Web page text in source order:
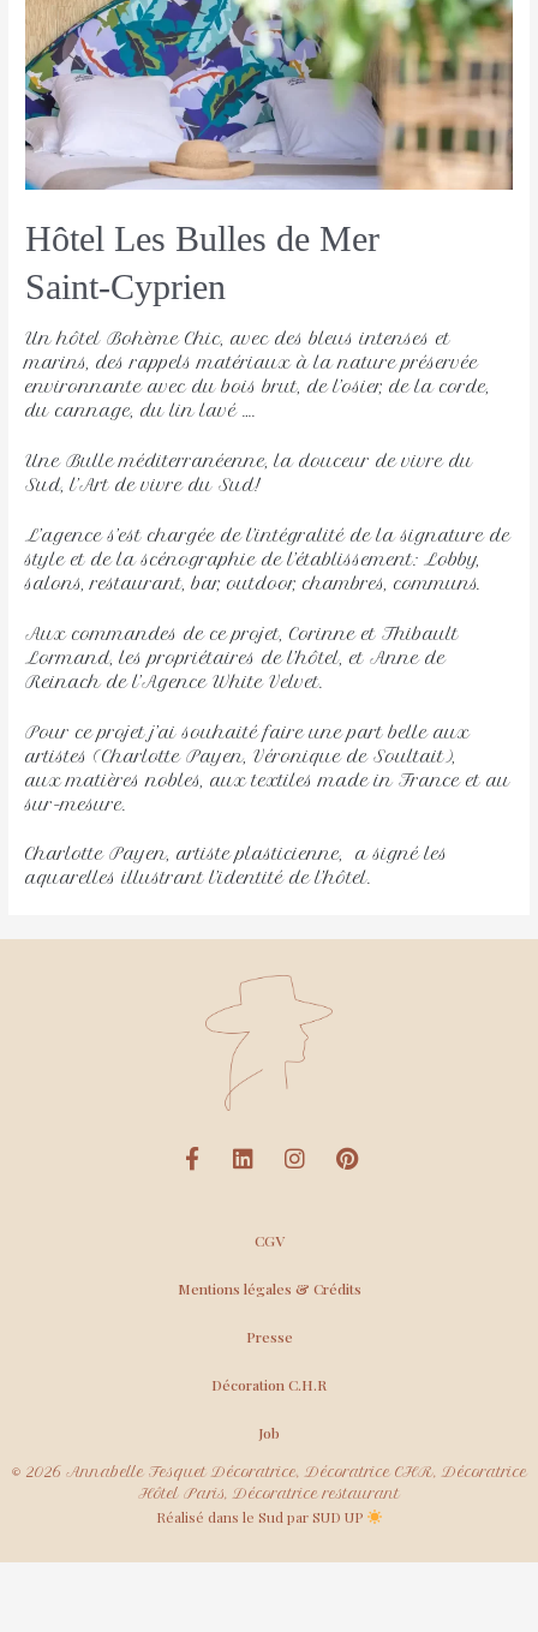
Hôtel Les Bulles de Mer
Saint-Cyprien
Un hôtel Bohème Chic, avec des bleus intenses et
marins, des rappels matériaux à la nature préservée
environnante avec du bois brut, de l’osier, de la corde,
du cannage, du lin lavé ….
Une Bulle méditerranéenne, la douceur de vivre du
Sud, l’Art de vivre du Sud!
L’agence s’est chargée de l’intégralité de la signature de
style et de la scénographie de l’établissement: Lobby,
salons, restaurant, bar, outdoor, chambres, communs.
Aux commandes de ce projet, Corinne et Thibault
Lormand, les propriétaires de l’hôtel, et Anne de
Reinach de l’Agence White Velvet.
Pour ce projet j’ai souhaité faire une part belle aux
artistes (Charlotte Payen, Véronique de Soultait),
aux matières nobles, aux textiles made in France et au
sur-mesure.
Charlotte Payen, artiste plasticienne, a signé les
aquarelles illustrant l’identité de l’hôtel.
CGV
Mentions légales & Crédits
Presse
Décoration C.H.R
Job
© 2026 Annabelle Fesquet Décoratrice, Décoratrice CHR, Décoratrice
Hôtel Paris, Décoratrice restaurant
Réalisé dans le Sud par SUD UP